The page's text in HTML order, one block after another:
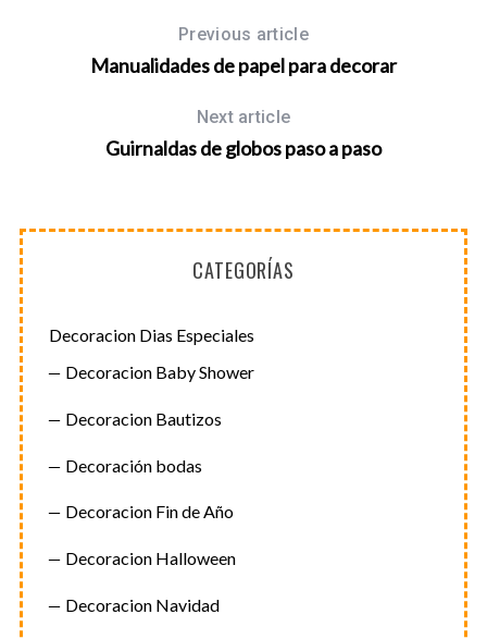
Previous article
Manualidades de papel para decorar
Next article
Guirnaldas de globos paso a paso
CATEGORÍAS
Decoracion Dias Especiales
Decoracion Baby Shower
Decoracion Bautizos
Decoración bodas
Decoracion Fin de Año
Decoracion Halloween
Decoracion Navidad